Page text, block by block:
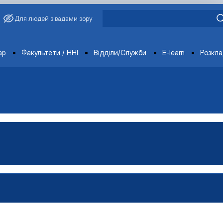
Для людей з вадами зору
Факультети / ННІ Відділи/Служби E-learn